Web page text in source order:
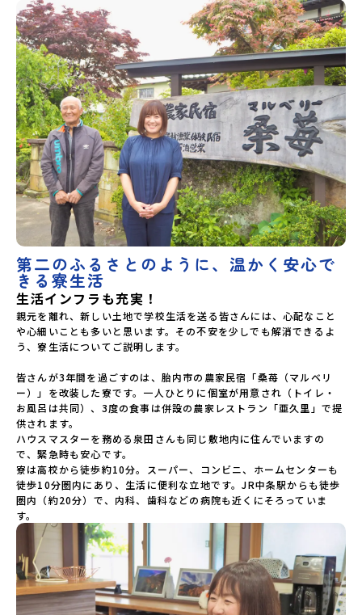
第二のふるさとのように、温かく安心で
きる寮生活
生活インフラも充実！
親元を離れ、新しい土地で学校生活を送る皆さんには、心配なこと
や心細いことも多いと思います。その不安を少しでも解消できるよ
う、寮生活についてご説明します。
皆さんが3年間を過ごすのは、胎内市の農家民宿「桑苺（マルベリ
ー）」を改装した寮です。一人ひとりに個室が用意され（トイレ・
お風呂は共同）、3度の食事は併設の農家レストラン「亜久里」で提
供されます。
ハウスマスターを務める泉田さんも同じ敷地内に住んでいますの
で、緊急時も安心です。
寮は高校から徒歩約10分。スーパー、コンビニ、ホームセンターも
徒歩10分圏内にあり、生活に便利な立地です。JR中条駅からも徒歩
圏内（約20分）で、内科、歯科などの病院も近くにそろっていま
す。